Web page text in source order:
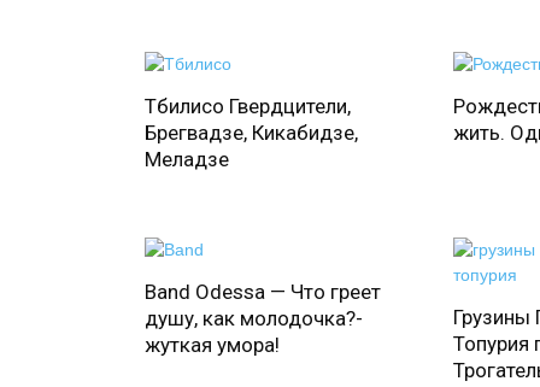
Тбилисо Гвердцители,
Брегвадзе, Кикабидзе,
Меладзе
жить.
Band Odessa — Что греет
душу, как молодочка?-
жуткая умора!
Грузины
Топурия